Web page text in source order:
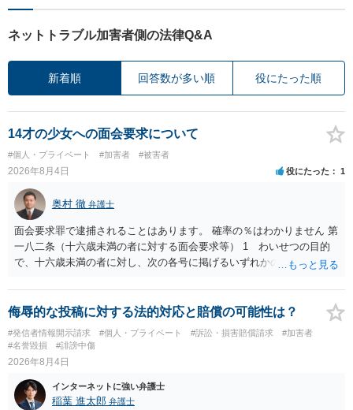
ネットトラブル加害者側の法律Q&A
新着順 回答数が多い順 役にたった順
14才の少女への面会要求について
#個人・プライベート #加害者 #被害者
2026年8月4日 役にたった 1
奥村 徹 弁護士
面会要求罪で逮捕されることはあります。 確率の％はわかりません 第
一八二条（十六歳未満の者に対する面会要求等） 1 わいせつの目的
で、十六歳未満の者に対し、次の各号に掲げるいずれかの行為をした
が生まれた日より五年以上前の日に生まれた者に限る。）は、一年以
下の拘禁刑又は五十万円以下の罰金に処する。 一 威迫し、偽計を用
い又は誘惑して面会を要求すること。 二 拒まれたにもかかわらず、
反復して面会を要求すること。 三 金銭その他の利益を供与し、又は
その申込み若しくは約束をして面会を要求すること。 2前項の罪を犯
二年以下の拘禁刑又は百万円以下の罰金に処する。
侮辱的な投稿に対する法的対応と賠償の可能性は？
#発信者情報開示請求 #個人・プライベート #訴訟・損害賠償請求
#加害者
#名誉毀損
#誹謗中傷
2026年8月4日
インターネットに強い弁護士
稲葉 進太郎 弁護士